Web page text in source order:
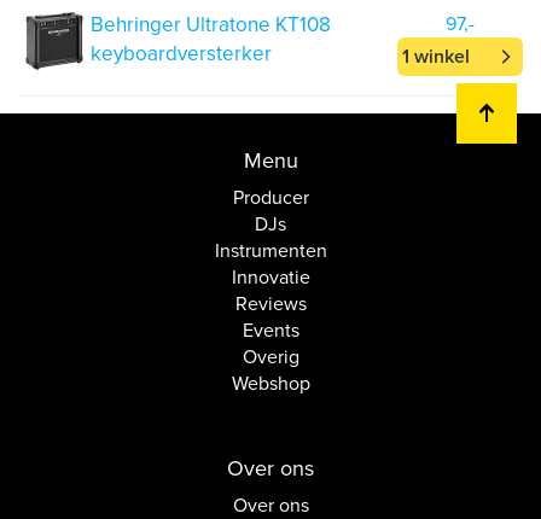
Behringer Ultratone KT108
keyboardversterker
97,-
1 winkel
Menu
Producer
DJs
Instrumenten
Innovatie
Reviews
Events
Overig
Webshop
Over ons
Over ons